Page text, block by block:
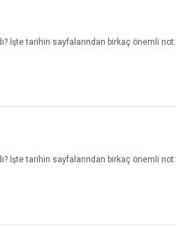
İşte tarihin sayfalarından birkaç önemli not:
İşte tarihin sayfalarından birkaç önemli not: